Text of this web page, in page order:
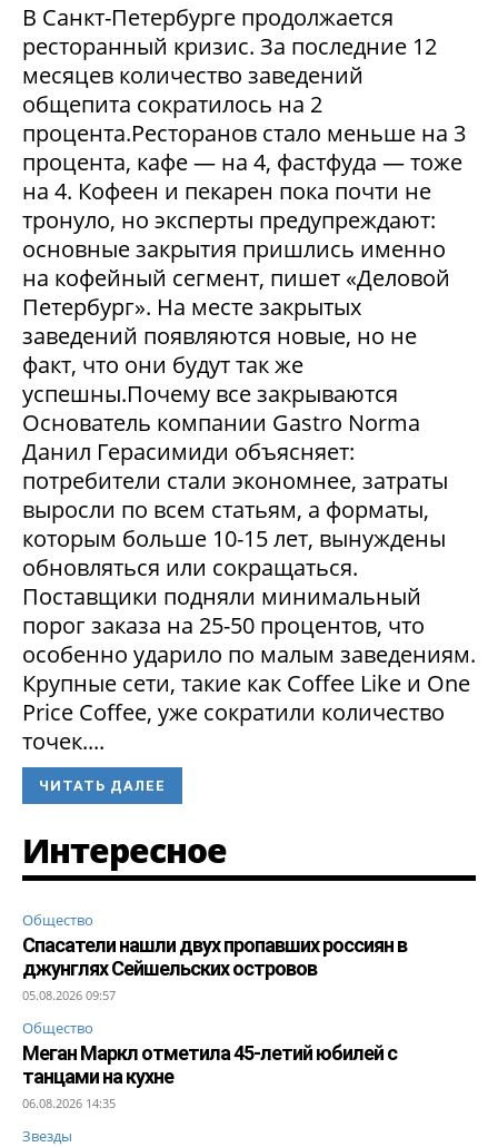
В Санкт-Петербурге продолжается
ресторанный кризис. За последние 12
месяцев количество заведений
общепита сократилось на 2
процента.Ресторанов стало меньше на 3
процента, кафе — на 4, фастфуда — тоже
на 4. Кофеен и пекарен пока почти не
тронуло, но эксперты предупреждают:
основные закрытия пришлись именно
на кофейный сегмент, пишет «Деловой
Петербург». На месте закрытых
заведений появляются новые, но не
факт, что они будут так же
успешны.Почему все закрываются
Основатель компании Gastro Norma
Данил Герасимиди объясняет:
потребители стали экономнее, затраты
выросли по всем статьям, а форматы,
которым больше 10-15 лет, вынуждены
обновляться или сокращаться.
Поставщики подняли минимальный
порог заказа на 25-50 процентов, что
особенно ударило по малым заведениям.
Крупные сети, такие как Coffee Like и One
Price Coffee, уже сократили количество
точек....
ЧИТАТЬ ДАЛЕЕ
Интересное
Общество
Спасатели нашли двух пропавших россиян в
джунглях Сейшельских островов
05.08.2026 09:57
Общество
Меган Маркл отметила 45-летий юбилей с
танцами на кухне
06.08.2026 14:35
Звезды